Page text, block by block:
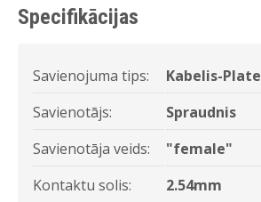
Specifikācijas
Savienojuma tips:
Kabelis-Plate
Savienotājs:
Spraudnis
Savienotāja veids:
"female"
Kontaktu solis:
2.54mm